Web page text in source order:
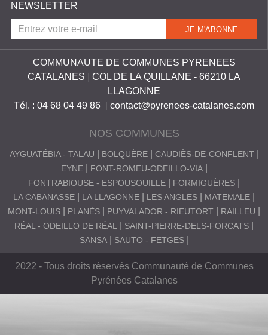
NEWSLETTER
COMMUNAUTE DE COMMUNES PYRENEES
CATALANES
COL DE LA QUILLANE - 66210 LA
LLAGONNE
Tél. : 04 68 04 49 86
contact@pyrenees-catalanes.com
NOS COMMUNES
AYGUATÉBIA - TALAU BOLQUÈRE
CAUDIÈS-DE-CONFLENT
EYNE
FONT-ROMEU-ODEILLO-VIA
FONTRABIOUSE - ESPOUSOUILLE
FORMIGUÈRES
LA CABANASSE
LA LLAGONNE LES ANGLES
MATEMALE
MONT-LOUIS
PLANÈS PUYVALADOR - RIEUTORT
RAILLEU
RÉAL - ODEILLO DE RÉAL
SAINT-PIERRE-DELS-FORCATS
SANSA
SAUTO - FETGES
2022 - Tous droits réservés Communauté de Communes
Pyrénées Catalanes